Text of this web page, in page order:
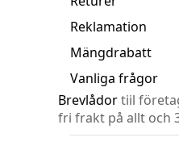
Reklamation
Mängdrabatt
Vanliga frågor
Brevlådortiil
fri frakt på allt och